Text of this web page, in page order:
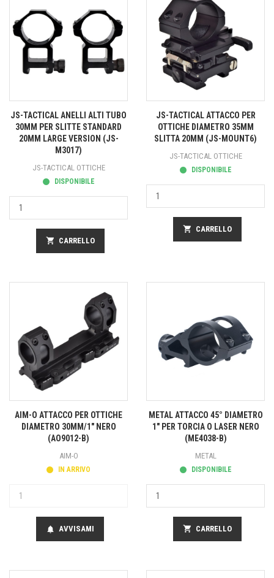
JS-TACTICAL ANELLI ALTI TUBO
30MM PER SLITTE STANDARD
20MM LARGE VERSION (JS-
M3017)
JS-TACTICAL OTTICHE
DISPONIBILE
shopping_cart CARRELLO
JS-TACTICAL ATTACCO PER
OTTICHE DIAMETRO 35MM
SLITTA 20MM (JS-MOUNT6)
JS-TACTICAL OTTICHE
DISPONIBILE
shopping_cart CARRELLO
AIM-O ATTACCO PER OTTICHE
DIAMETRO 30MM/1" NERO
(AO9012-B)
AIM-O
IN ARRIVO
notifications AVVISAMI
METAL ATTACCO 45° DIAMETRO
1" PER TORCIA O LASER NERO
(ME4038-B)
METAL
DISPONIBILE
shopping_cart CARRELLO